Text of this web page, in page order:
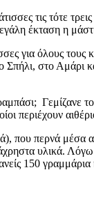
τις τότε
έκταση η
για όλους
Σπήλι, στο
Γεμίζανε
περιέχουν
που περνά μέσα
υλικά. Λόγω
150